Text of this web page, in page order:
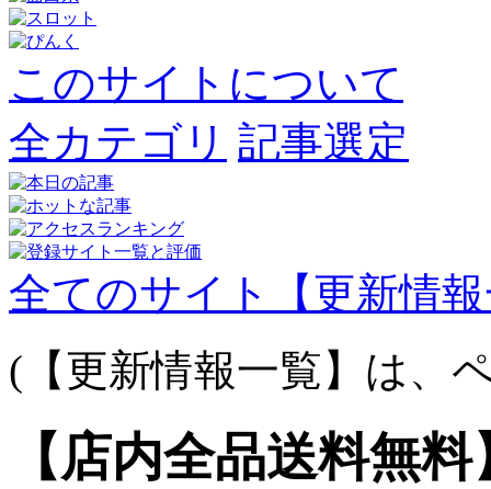
このサイトについて
全カテゴリ 記事選定
全てのサイト【更新情
(【更新情報一覧】は、
【店内全品送料無